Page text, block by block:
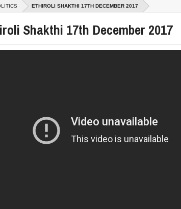
உறவுகளுக்கு நடந்தது என்ன??| GENEVA LIVE PART-02
நேரலை!! | GENEVA LIVE PART-03 | SRI LANKA
ARE FAVOURING THE TAMIL EELAM CAUSE TAMIL NEWS LIVE
கண்ணீர் கதை !!
தமிழனின் வரலாற்று பெருமை கொண்ட வல்வை மண் !!!
பிரதிநிதிகளும் மக்களும் - விசேட செய்திகளுக்கு அப்பால்
ETHIROLI SHAKTHI 17TH DECEMBER 2017
Shakthi 17th December 2017
குடும்பத்தின் கண்ணீர்க் கதை |